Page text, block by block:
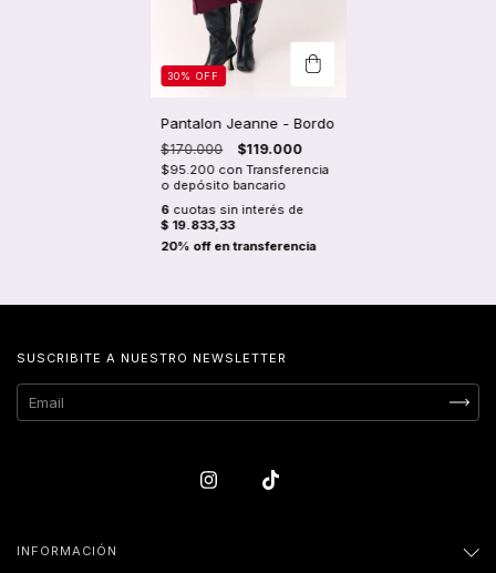
30%OFF
Pantalon Jeanne - Bordo
$170.000 $119.000
$95.200 con Transferencia
o depósito bancario
6 cuotas sin interés de
$ 19.833,33
SUSCRIBITE A NUESTRO NEWSLETTER
INFORMACIÓN